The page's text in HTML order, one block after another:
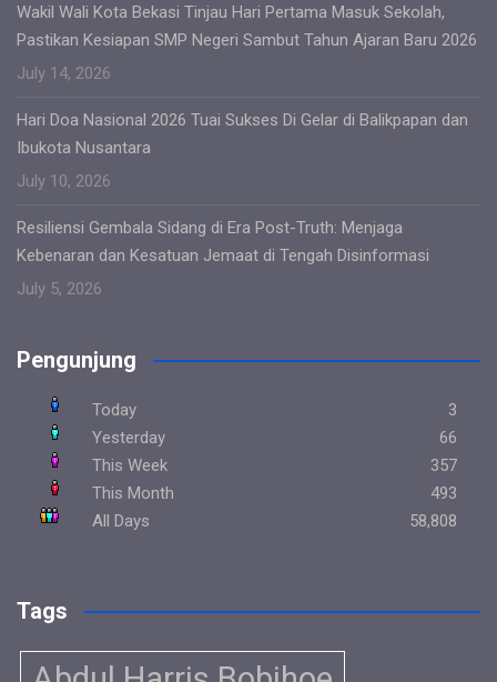
Wakil Wali Kota Bekasi Tinjau Hari Pertama Masuk Sekolah,
Pastikan Kesiapan SMP Negeri Sambut Tahun Ajaran Baru 2026
July 14, 2026
Hari Doa Nasional 2026 Tuai Sukses Di Gelar di Balikpapan dan
Ibukota Nusantara
July 10, 2026
Resiliensi Gembala Sidang di Era Post-Truth: Menjaga
Kebenaran dan Kesatuan Jemaat di Tengah Disinformasi
July 5, 2026
Pengunjung
Today
3
Yesterday
66
This Week
357
This Month
493
All Days
58,808
Tags